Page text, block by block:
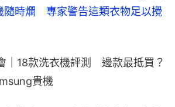
時爛　專家警告這類衣物足以攪
｜18款洗衣機評測 邊款最抵買？
貴機